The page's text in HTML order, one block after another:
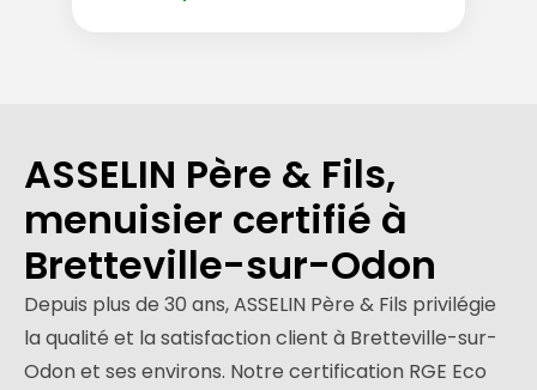
ASSELIN Père & Fils,
menuisier certifié à
Bretteville-sur-Odon
Depuis plus de 30 ans, ASSELIN Père & Fils privilégie
la qualité et la satisfaction client à Bretteville-sur-
Odon et ses environs. Notre certification RGE Eco